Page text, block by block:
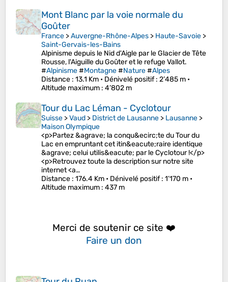
Mont Blanc par la voie normale du
Goûter
France >Auvergne-Rhône-Alpes > Haute-Savoie >
Saint-Gervais-les-Bains
Alpinisme depuis le Nid d'Aigle par le Glacier de Tête
Rousse, l'Aiguille du Goûter et le refuge Vallot.
#Alpinisme#Montagne#Nature#Alpes
Distance : 13.1 Km • Dénivelé positif: 2’485 m •
Altitude maximum : 4’802 m
Tour du Lac Léman - Cyclotour
Suisse >Vaud > District de Lausanne > Lausanne >
Maison Olympique
<p>Partez &agrave; la conqu&ecirc;te du Tour du
Lac en empruntant cet itin&eacute;raire identique
&agrave; celui utilis&eacute; par le Cyclotour !</p>
<p>Retrouvez toute la description sur notre site
internet <a…
Distance : 176.4 Km • Dénivelé positif: 1’170 m •
Altitude maximum : 437 m
Merci de soutenir ce site ❤️
Faire un don